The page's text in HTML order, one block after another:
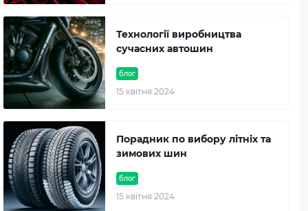
блог
15 квітня 2024
Технології виробництва
сучасних автошин
блог
15 квітня 2024
Порадник по вибору літніх та
зимових шин